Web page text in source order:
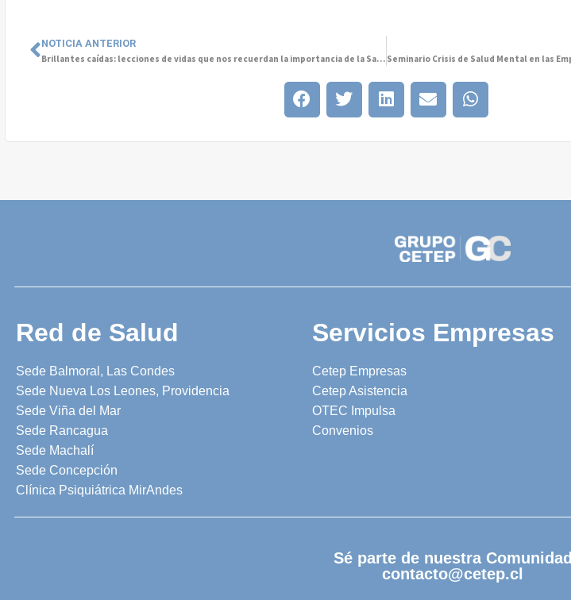
NOTICIA ANTERIOR
Brillantes caídas: lecciones de vidas que nos recuerdan la importancia de la Salud Mental
Red de Salud
Sede Balmoral, Las Condes
Sede Nueva Los Leones, Providencia
Sede Viña del Mar
Sede Rancagua
Sede Machalí
Sede Concepción
Clínica Psiquiátrica MirAndes
Servicios Empresas
Cetep Empresas
Cetep Asistencia
OTEC Impulsa
Convenios
Sé parte de nuestra Comunidad
contacto@cetep.cl